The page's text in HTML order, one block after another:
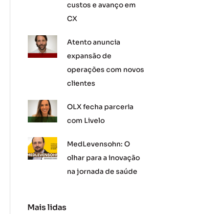
custos e avanço em
CX
Atento anuncia
expansão de
operações com novos
clientes
OLX fecha parceria
com Livelo
MedLevensohn: O
olhar para a inovação
na jornada de saúde
Mais lidas